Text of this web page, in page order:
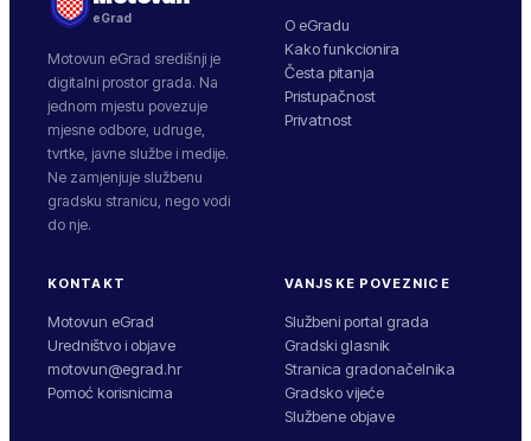
eGrad
Motovun eGrad središnji je
digitalni prostor grada. Na
jednom mjestu povezuje
mjesne odbore, udruge,
tvrtke, javne službe i medije.
Ne zamjenjuje službenu
gradsku stranicu, nego vodi
do nje.
O eGradu
Kako funkcionira
Česta pitanja
Pristupačnost
Privatnost
KONTAKT
Motovun eGrad
Uredništvo i objave
motovun@egrad.hr
Pomoć korisnicima
VANJSKE POVEZNICE
Službeni portal grada
Gradski glasnik
Stranica gradonačelnika
Gradsko vijeće
Službene objave